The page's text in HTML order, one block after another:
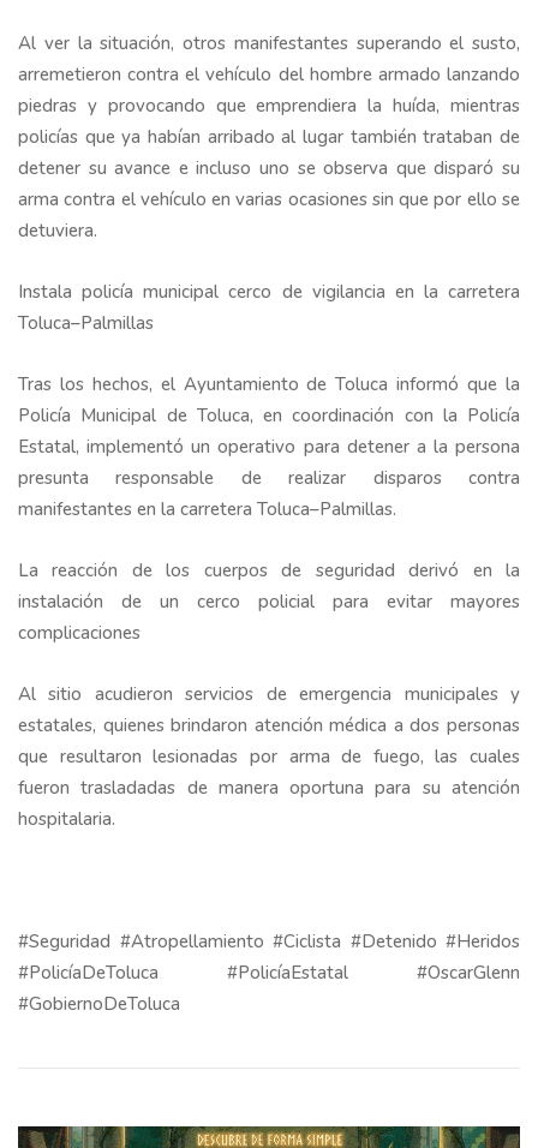
Al ver la situación, otros manifestantes superando el susto,
arremetieron contra el vehículo del hombre armado lanzando
piedras y provocando que emprendiera la huída, mientras
policías que ya habían arribado al lugar también trataban de
detener su avance e incluso uno se observa que disparó su
arma contra el vehículo en varias ocasiones sin que por ello se
detuviera.
Instala policía municipal cerco de vigilancia en la carretera
Toluca–Palmillas
Tras los hechos, el Ayuntamiento de Toluca informó que la
Policía Municipal de Toluca, en coordinación con la Policía
Estatal, implementó un operativo para detener a la persona
presunta responsable de realizar disparos contra
manifestantes en la carretera Toluca–Palmillas.
La reacción de los cuerpos de seguridad derivó en la
instalación de un cerco policial para evitar mayores
complicaciones
Al sitio acudieron servicios de emergencia municipales y
estatales, quienes brindaron atención médica a dos personas
que resultaron lesionadas por arma de fuego, las cuales
fueron trasladadas de manera oportuna para su atención
hospitalaria.
#Seguridad #Atropellamiento #Ciclista #Detenido #Heridos
#PolicíaDeToluca #PolicíaEstatal #OscarGlenn
#GobiernoDeToluca